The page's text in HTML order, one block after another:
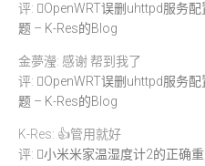
评:
OpenWRT误删uhttpd服务
题 – K-Res的Blog
金夢瀅: 感谢 帮到我了
评:
OpenWRT误删uhttpd服务
题 – K-Res的Blog
K-Res: 👍管用就好
评:
小米米家温湿度计2的正确